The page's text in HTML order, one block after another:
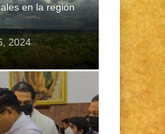
en la región
2024